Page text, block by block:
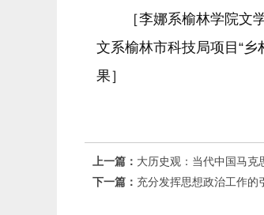
［李娜系榆林学院文学
文系榆林市科技局项目“
果］
上一篇： 大历史观：当代中国马克
下一篇： 充分发挥思想政治工作的